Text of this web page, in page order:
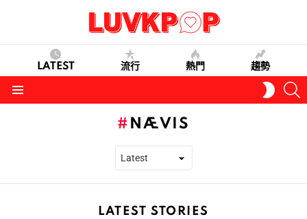
LATEST 流行 熱門 趨勢
SKIN
NÆVIS
LATEST STORIES